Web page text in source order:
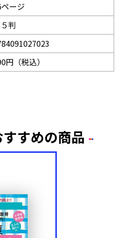
ージ
判
円（税込）
すめの商品